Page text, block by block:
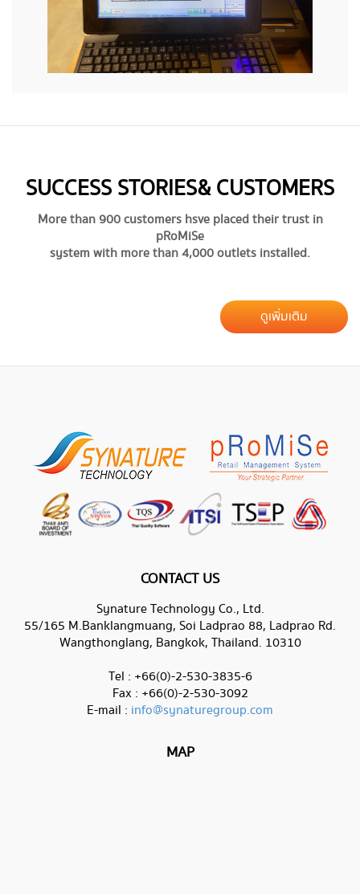
SUCCESS STORIES & CUSTOMERS
More than 900 customers hsve placed their trust in
pRoMiSe
system with more than 4,000 outlets installed.
ดูเพิ่มเติม
CONTACT US
Synature Technology Co., Ltd.
55/165 M.Banklangmuang, Soi Ladprao 88, Ladprao Rd.
Wangthonglang, Bangkok, Thailand. 10310
Tel : +66(0)-2-530-3835-6
Fax : +66(0)-2-530-3092
E-mail : info@synaturegroup.com
MAP